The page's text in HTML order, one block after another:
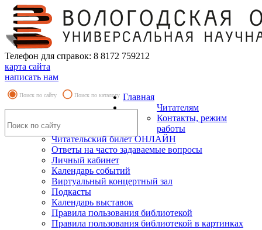
Телефон для справок: 8 8172 759212
карта сайта
написать нам
Поиск по сайту Поиск по каталогу Главная
Читателям
Контакты, режим
работы
Читательский билет ОНЛАЙН
Ответы на часто задаваемые вопросы
Личный кабинет
Календарь событий
Виртуальный концертный зал
Подкасты
Календарь выставок
Правила пользования библиотекой
Правила пользования библиотекой в картинках